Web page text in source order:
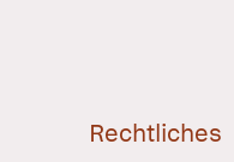
Rechtliches